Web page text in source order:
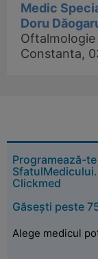
Medic
Doru
Constanta,
Programează-
Clickmed
Găsești peste
Alege medicul